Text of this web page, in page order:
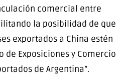
comercial entre
la posibilidad de que
exportados a China estén
de Exposiciones y Comercio
de Argentina”.